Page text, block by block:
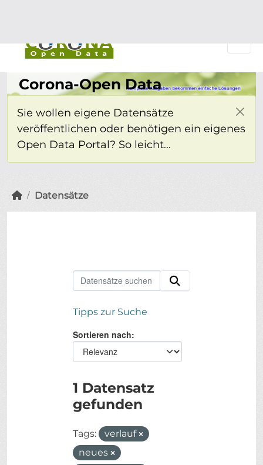
Corona-Open Data
Sie wollen eigene Datensätze
veröffentlichen oder benötigen ein eigenes
Open Data Portal? So leicht...
Datensätze
Tipps zur Suche
Sortieren nach
1 Datensatz
gefunden
Tags:
verlauf
neues